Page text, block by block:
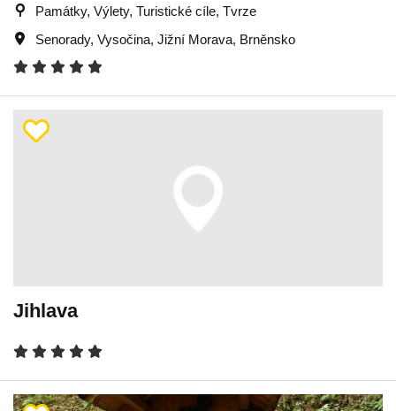
Památky, Výlety, Turistické cíle, Tvrze
Senorady, Vysočina, Jižní Morava, Brněnsko
Jihlava